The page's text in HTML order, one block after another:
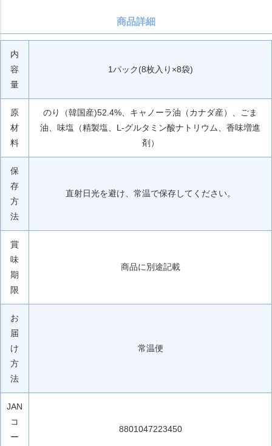
商品詳細
内
容
量
1パック(8枚入り×8袋)
原
材
料
のり（韓国産)52.4%、キャノーラ油（カナダ産）、ごま
油、味塩（精製塩、L-グルタミン酸ナトリウム、香味増進
剤）
保
存
方
法
直射日光を避け、常温で保存してください。
賞
味
期
限
商品に別途記載
お
届
け
方
法
常温便
JAN
コ
ー
8801047223450